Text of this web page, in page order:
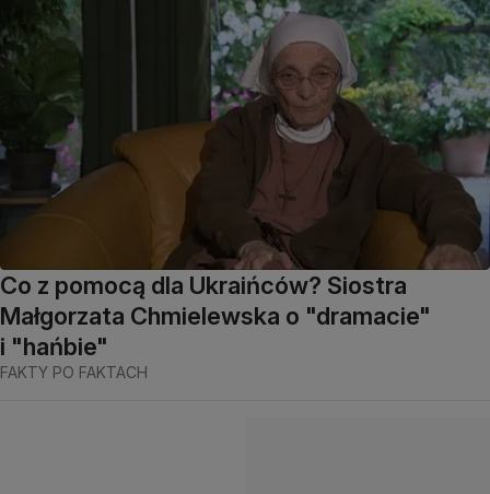
Co z pomocą dla Ukraińców? Siostra
Małgorzata Chmielewska o "dramacie"
i "hańbie"
FAKTY PO FAKTACH